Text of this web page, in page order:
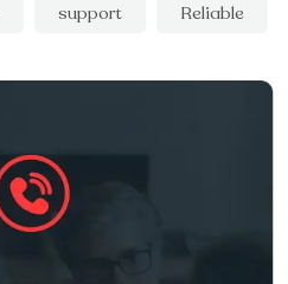
Reliable
support